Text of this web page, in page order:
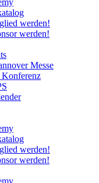
werden!
werden!
Messe
Konferenz
werden!
werden!